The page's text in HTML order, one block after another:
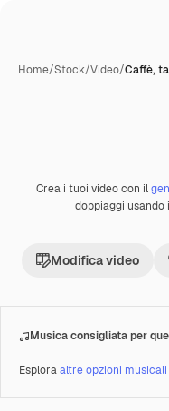
Home/Stock/Video/Caffè,
Premium
Crea i tuoi video con il
doppiaggi usando
Modifica video
Musica consigliata per
Esploraaltre opzioni musicali